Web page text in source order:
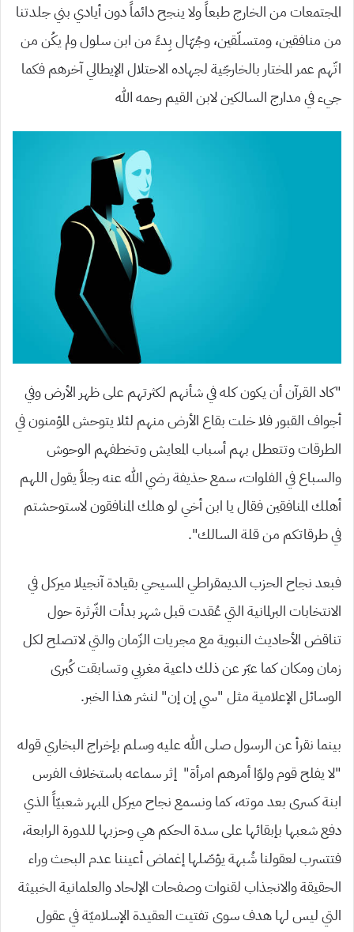
المجتمعات من الخارج طبعاً ولا ينجح دائماً دون أيادي بني جلدتنا
من منافقين، ومتسلّقين، وجُهّال بِدءً من ابن سلول ولم يكُن من
اتّهم عمر المختار بالخارجّية لجهاده الاحتلال الإيطالي آخرهم فكما
جيء في مدارج السالكين لابن القيم رحمه الله
“كاد القرآن أن يكون كله في شأنهم لكثرتهم على ظهر الأرض وفي
أجواف القبور فلا خلت بقاع الأرض منهم لئلا يتوحش المؤمنون في
الطرقات وتتعطل بهم أسباب المعايش وتخطفهم الوحوش
والسباع في الفلوات، سمع حذيفة رضي الله عنه رجلاً يقول اللهم
أهلك المنافقين فقال يا ابن أخي لو هلك المنافقون لاستوحشتم
في طرقاتكم من قلة السالك”.
فبعد نجاح الحزب الديمقراطي المسيحي بقيادة آنجيلا ميركل في
الانتخابات البرلمانية التي عُقدت قبل شهر بدأت الثّرثرة حول
تناقض الأحاديث النبوية مع مجريات الزّمان والتي لاتصلح لكل
زمان ومكان كما عبّر عن ذلك داعية مغربي وتسابقت كُبرى
الوسائل الإعلامية مثل “سي إن إن” لنشر هذا الخبر.
بينما نقرأ عن الرسول صلى الله عليه وسلم بإخراج البخاري قوله
“لا يفلح قوم ولوّا أمرهم امرأة” إثر سماعه باستخلاف الفرس
ابنة كسرى بعد موته، كما ونسمع نجاح ميركل المبهر شعبيّاً الذي
دفع شعبها بإبقائها على سدة الحكم هي وحزبها للدورة الرابعة،
فتتسرب لعقولنا شُبهة يؤصّلها إغماض أعيننا عدم البحث وراء
الحقيقة والانجذاب لقنوات وصفحات الإلحاد والعلمانية الخبيثة
التي ليس لها هدف سوى تفتيت العقيدة الإسلاميّة في عقول